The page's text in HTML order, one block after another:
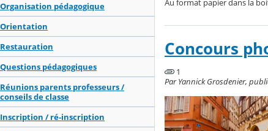
Organisation pédagogique
Orientation
Restauration
Questions pédagogiques
Réunions parents professeurs /
conseils de classe
Inscription / ré-inscription
Au format papier dans la
Concours
1
Par Yannick Grosdenier,